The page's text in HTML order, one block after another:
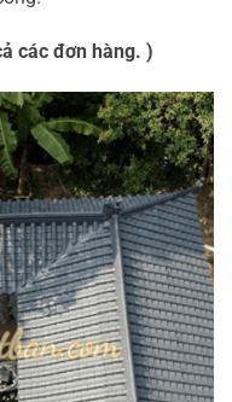
các đơn hàng. )